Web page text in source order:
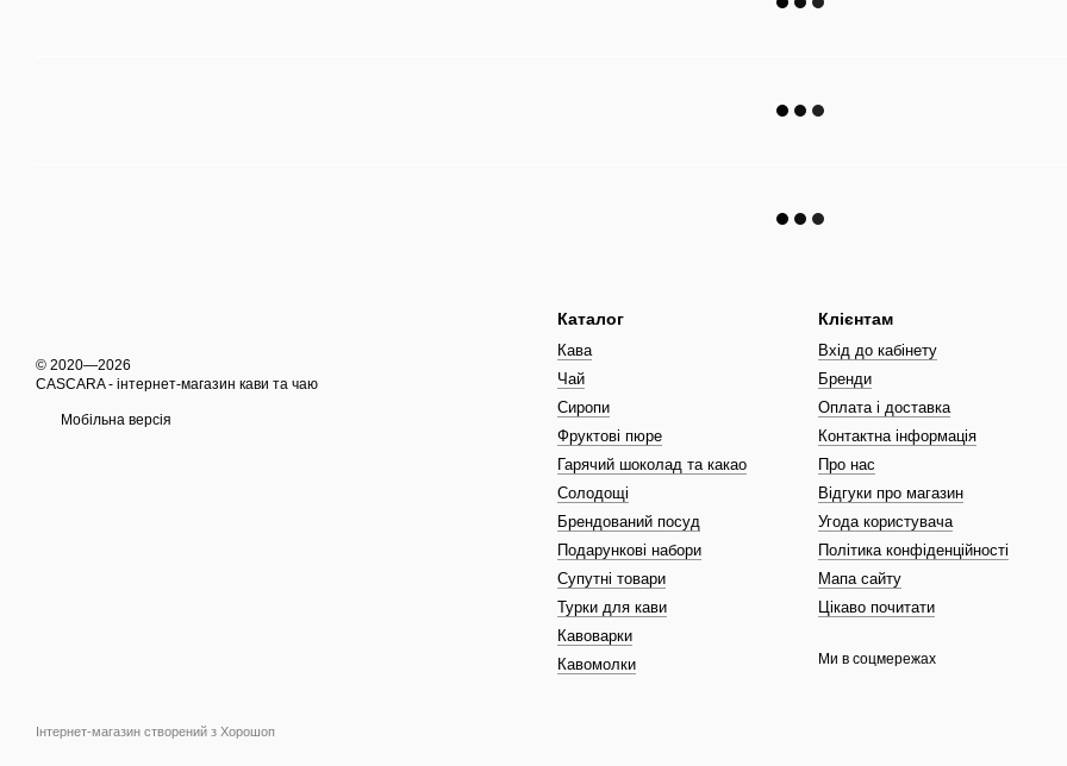
© 2020—2026
CASCARA - інтернет-магазин кави та чаю
Мобільна версія
Інтернет-магазин створений з Хорошоп
Каталог
Кава
Чай
Сиропи
Фруктові пюре
Гарячий шоколад та какао
Солодощі
Брендований посуд
Подарункові набори
Супутні товари
Турки для кави
Кавоварки
Кавомолки
Клієнтам
Вхід до кабінету
Бренди
Оплата і доставка
Контактна інформація
Про нас
Відгуки про магазин
Угода користувача
Політика конфіденційності
Мапа сайту
Цікаво почитати
Ми в соцмережах